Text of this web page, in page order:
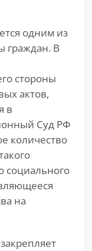
одним из
граждан. В
стороны
актов,
в
Суд РФ
количество
социального
на